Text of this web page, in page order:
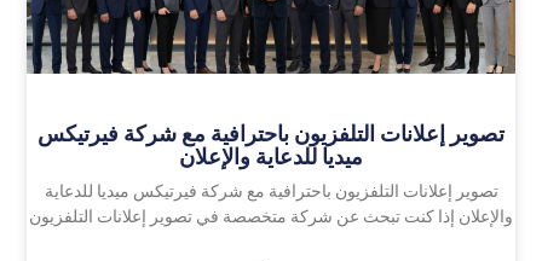
تصوير إعلانات التلفزيون باحترافية مع شركة فيرتيكس
ميديا للدعاية والإعلان
تصوير إعلانات التلفزيون باحترافية مع شركة فيرتيكس ميديا للدعاية
والإعلان إذا كنت تبحث عن شركة متخصصة في تصوير إعلانات التلفزيون